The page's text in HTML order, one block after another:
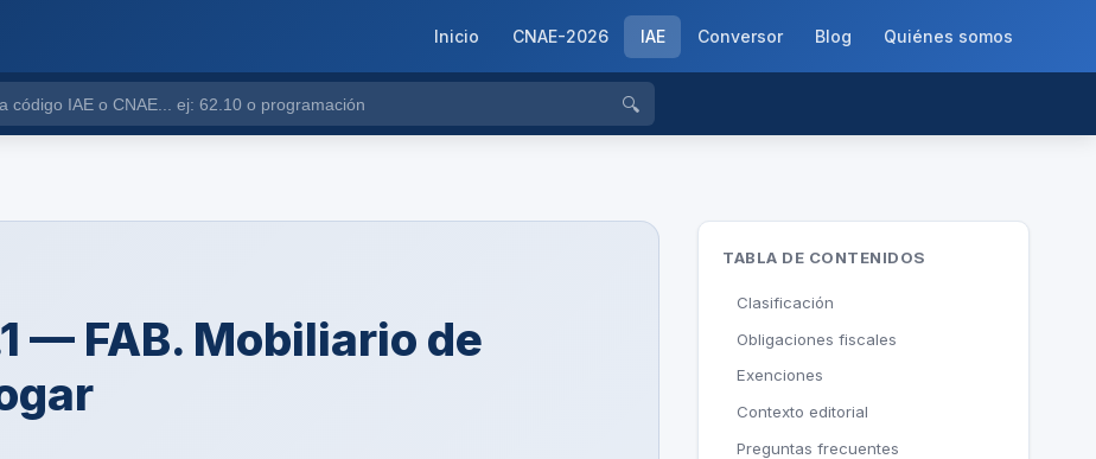
Inicio CNAE-2026 IAE Conversor Blog Quiénes somos
🔍
— FAB. Mobiliario de
TABLA DE CONTENIDOS
Clasificación
Obligaciones fiscales
Exenciones
Contexto editorial
Preguntas frecuentes